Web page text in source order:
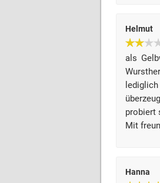
Helmut
als
probiert
Mit
Hanna